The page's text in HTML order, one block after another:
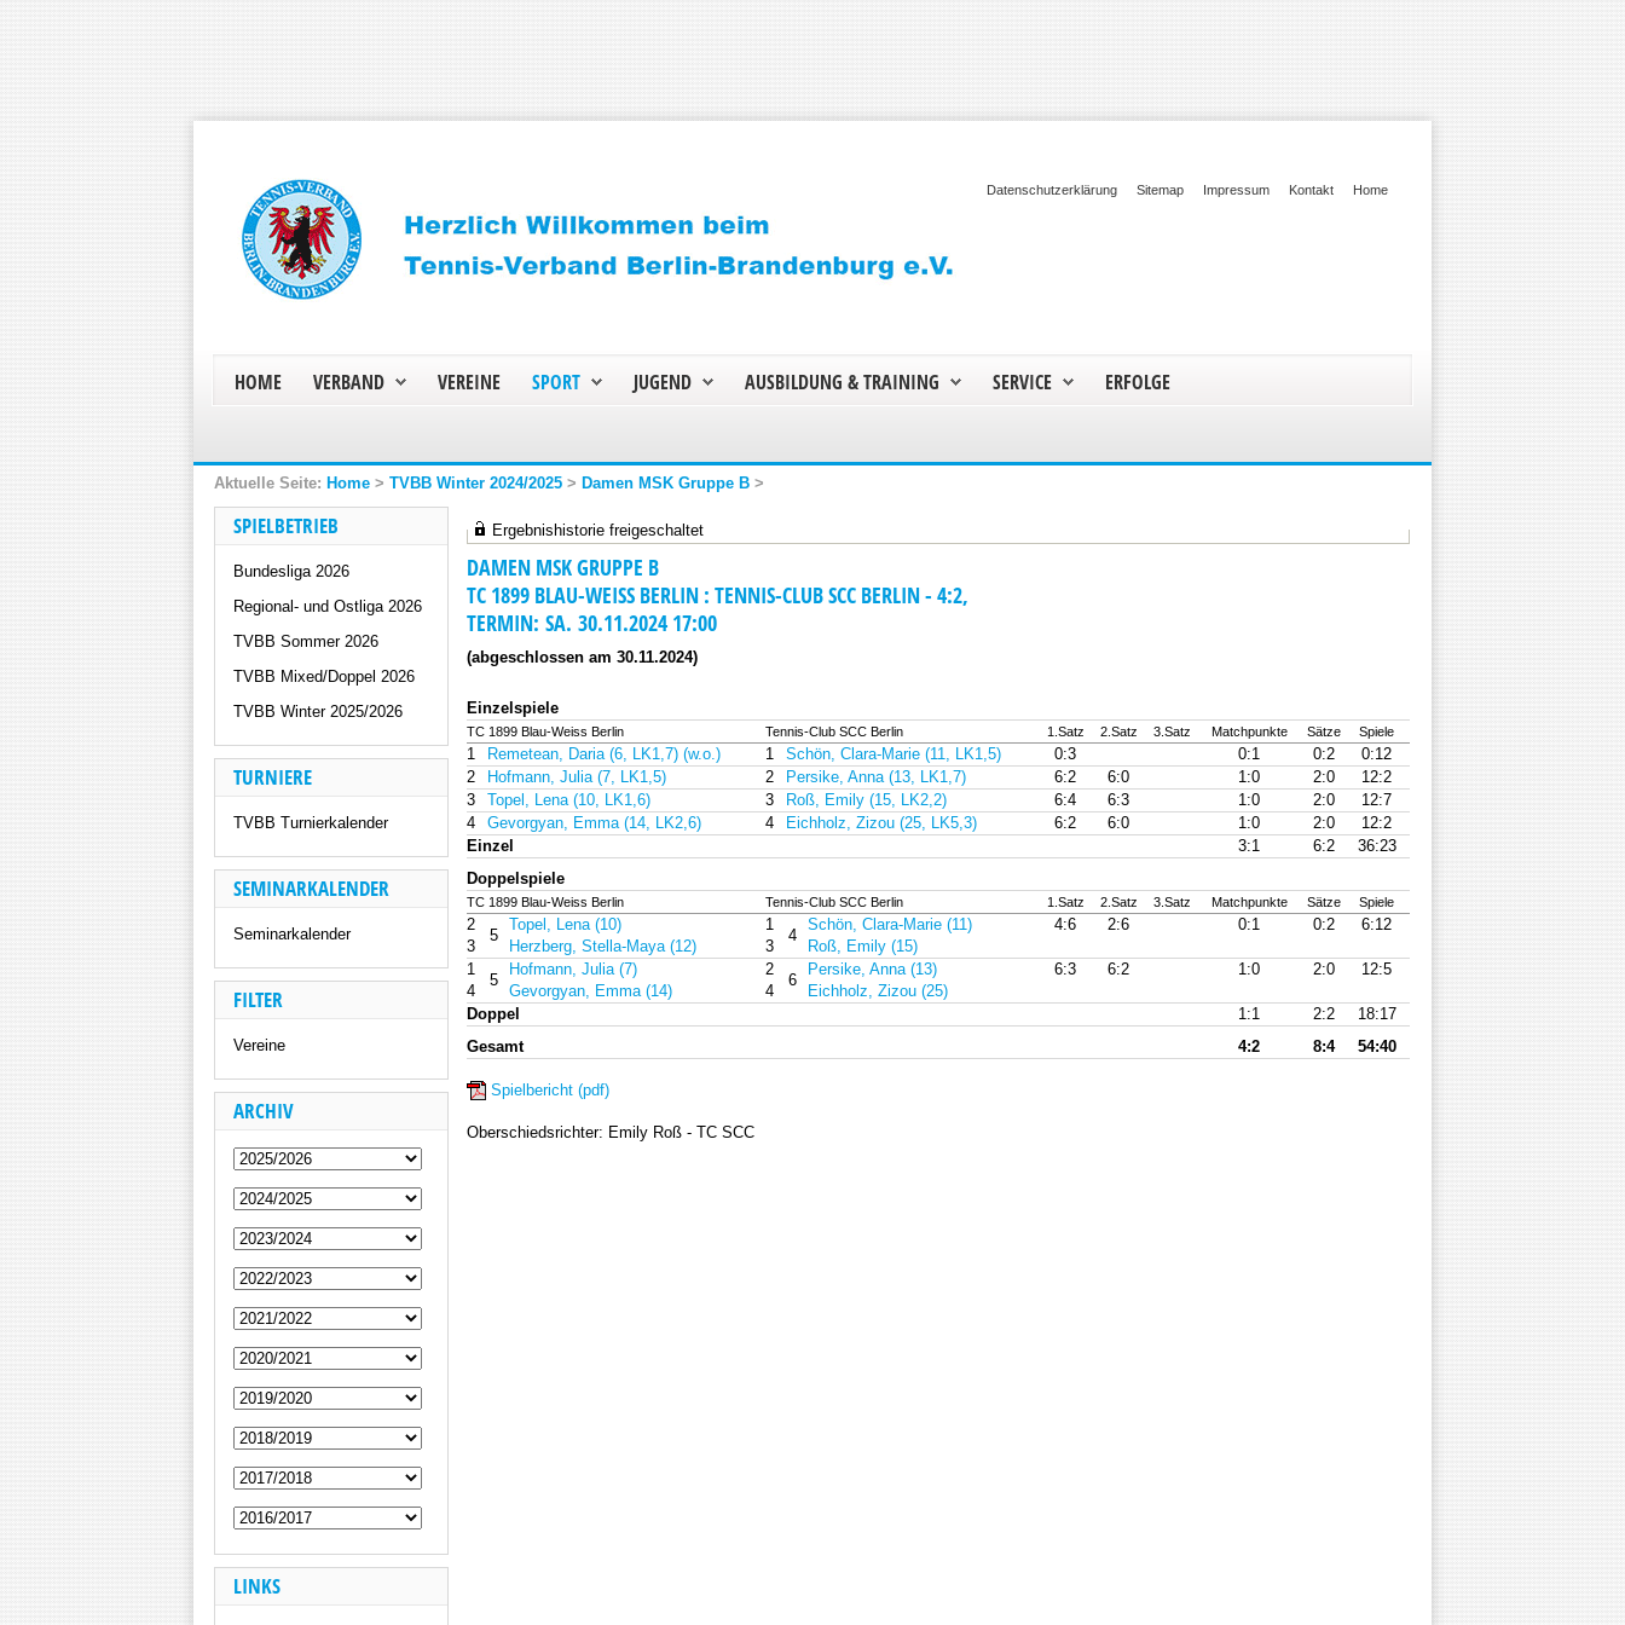
Home
Kontakt
Impressum
Sitemap
Datenschutzerklärung
HOME VERBAND VEREINE SPORT JUGEND AUSBILDUNG & TRAINING SERVICE ERFOLGE
Home > TVBB Winter 2024/2025 > Damen MSK Gruppe B >
SPIELBETRIEB
Bundesliga 2026
Regional- und Ostliga 2026
TVBB Sommer 2026
TVBB Mixed/Doppel 2026
TVBB Winter 2025/2026
TURNIERE
TVBB Turnierkalender
SEMINARKALENDER
Seminarkalender
FILTER
Vereine
ARCHIV
LINKS
Ergebnishistorie freigeschaltet
DAMEN MSK GRUPPE B
TC 1899 BLAU-WEISS BERLIN : TENNIS-CLUB SCC BERLIN - 4:2,
TERMIN: SA. 30.11.2024 17:00
(abgeschlossen am 30.11.2024)
Einzelspiele
TC 1899 Blau-Weiss Berlin Tennis-Club SCC Berlin 1.Satz 2.Satz 3.Satz Matchpunkte Sätze Spiele
1 Remetean, Daria (6, LK1,7) (w.o.) 1 Schön, Clara-Marie (11, LK1,5) 0:3 0:1 0:2
0:12
2
Hofmann, Julia (7, LK1,5) 2 Persike, Anna (13, LK1,7) 6:2 6:0 1:0 2:0
12:2
3
Topel, Lena (10, LK1,6) 3 Roß, Emily (15, LK2,2) 6:4 6:3 1:0 2:0
12:7
4
Gevorgyan, Emma (14, LK2,6) 4 Eichholz, Zizou (25, LK5,3) 6:2 6:0 1:0 2:0
12:2
Einzel
3:1 6:2
36:23
Doppelspiele
TC 1899 Blau-Weiss Berlin Tennis-Club SCC Berlin 1.Satz 2.Satz 3.Satz Matchpunkte Sätze Spiele
2
3
5
Topel, Lena (10)
Herzberg, Stella-Maya (12)
1
3
4
Schön, Clara-Marie (11)
Roß, Emily (15)
4:6 2:6 0:1 0:2 6:12
1
4
5
Hofmann, Julia (7)
Gevorgyan, Emma (14)
2
4
6
Persike, Anna (13)
Eichholz, Zizou (25)
6:3 6:2 1:0 2:0 12:5
Doppel 1:1 2:2
18:17
Gesamt
4:2 8:4 54:40
Spielbericht (pdf)
Oberschiedsrichter: Emily Roß - TC SCC